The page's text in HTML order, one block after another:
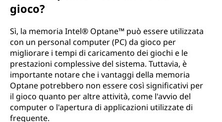
gioco?
Sì, la memoria Intel® Optane™ può essere utilizzata
con un personal computer (PC) da gioco per
migliorare i tempi di caricamento dei giochi e le
prestazioni complessive del sistema. Tuttavia, è
importante notare che i vantaggi della memoria
Optane potrebbero non essere così significativi per
il gioco quanto per altre attività, come l'avvio del
computer o l'apertura di applicazioni utilizzate di
frequente.